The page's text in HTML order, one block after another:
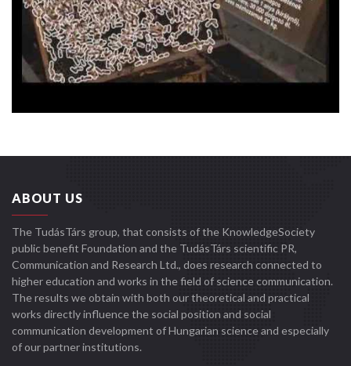
ABOUT US
The TudásTárs group, that consists of the KnowledgeSociety
public benefit Foundation and the TudásTárs scientific PR,
Communication and Research Ltd., does research connected to
higher education and works in the field of science communication.
The results we obtain with both our theoretical and practical
works directly influence the social position and social
communication development of Hungarian science and especially
of our partner institutions.